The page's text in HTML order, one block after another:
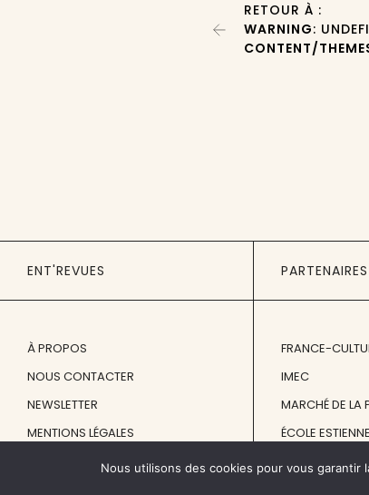
RETOUR À :
WARNING:
CONTENT/
ENT'REVUES
À PROPOS
NOUS CONTACTER
NEWSLETTER
MENTIONS LÉGALES
PARTENAIRES
FRANCE-
IMEC
MARCHÉ DE LA
ÉCOLE ESTIENNE
Nous utilisons des cookies pour vous